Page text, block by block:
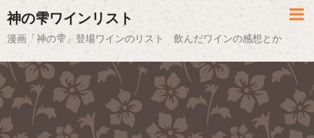
神の雫ワインリスト
漫画「神の雫」登場ワインのリスト 飲んだワインの感想とか